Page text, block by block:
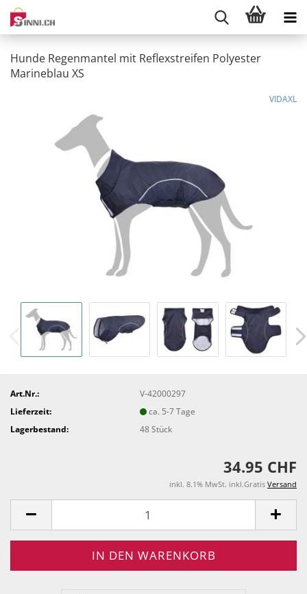
Hunde Regenmantel mit Reflexstreifen Polyester
Marineblau XS
VIDAXL
Art.Nr.:
V-42000297
Lieferzeit:
ca. 5-7 Tage
Lagerbestand:
48Stück
34.95 CHF
inkl. 8.1% MwSt. inkl.Gratis Versand